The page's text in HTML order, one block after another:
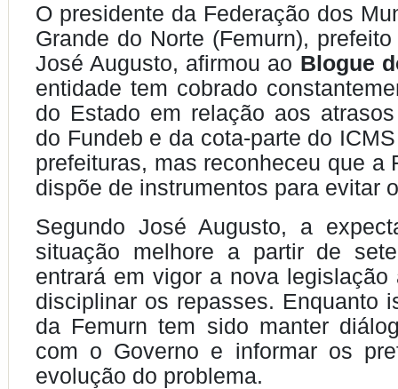
O presidente da Federação dos
Grande do Norte (Femurn),
José Augusto, afirmou ao Blogue
entidade tem cobrado
do Estado em relação aos
do Fundeb e da cota-parte do
prefeituras, mas reconheceu que a
dispõe de instrumentos para evitar
Segundo José Augusto, a
situação melhore a partir de
entrará em vigor a nova legislação
disciplinar os repasses. Enquanto
da Femurn tem sido manter
com o Governo e informar os
evolução do problema.